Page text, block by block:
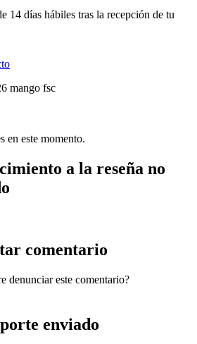
14 días hábiles tras la recepción de tu
mango fsc
en este momento.
a la reseña no
comentario
denunciar este comentario?
enviado